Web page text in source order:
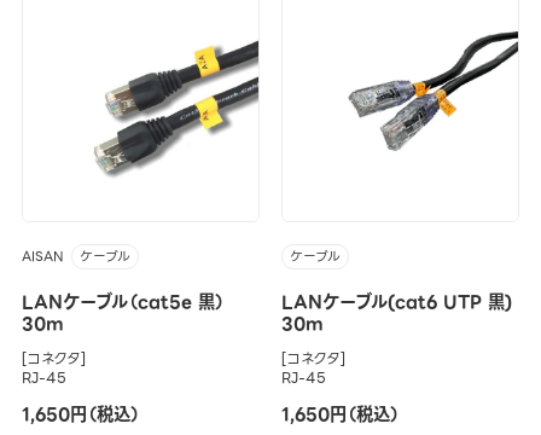
AISAN ケーブル
LANケーブル（cat5e 黒）
30m
[コネクタ]
RJ-45
1,650円（税込）
ケーブル
LANケーブル(cat6 UTP 黒)
30m
[コネクタ]
RJ-45
1,650円（税込）